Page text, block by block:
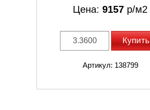
Цена: 9157 р/м2
Купить
Артикул: 138799